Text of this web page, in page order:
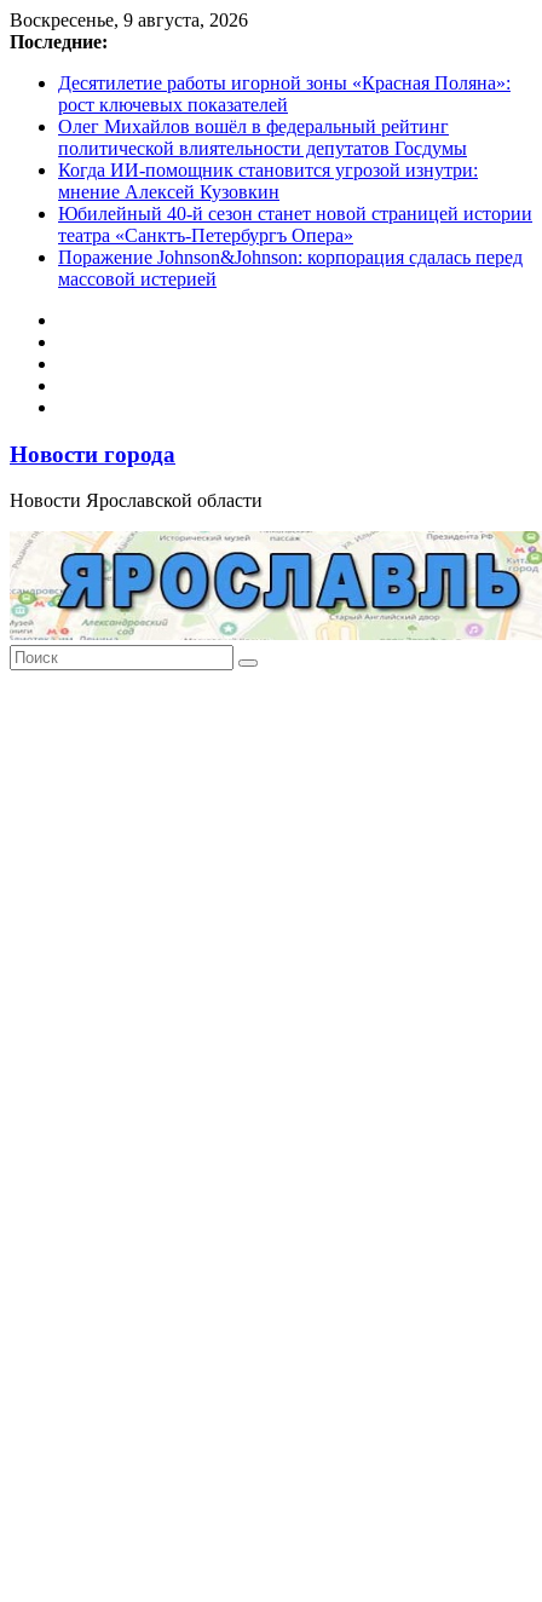
Перейти
к
Воскресенье, 9 августа, 2026
Последние:
Десятилетие работы игорной зоны «Красная Поляна»:
рост ключевых показателей
Олег Михайлов вошёл в федеральный рейтинг
политической влиятельности депутатов Госдумы
Когда ИИ-помощник становится угрозой изнутри:
мнение Алексей Кузовкин
Юбилейный 40-й сезон станет новой страницей истории
театра «Санктъ-Петербургъ Опера»
Поражение Johnson&Johnson: корпорация сдалась перед
массовой истерией
Новости города
Новости Ярославской области